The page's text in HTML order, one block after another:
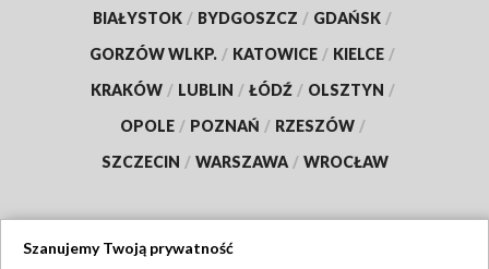
BIAŁYSTOK / BYDGOSZCZ / GDAŃSK /
GORZÓW WLKP. / KATOWICE / KIELCE /
KRAKÓW / LUBLIN / ŁÓDŹ / OLSZTYN /
OPOLE / POZNAŃ / RZESZÓW /
SZCZECIN / WARSZAWA / WROCŁAW
Szanujemy Twoją prywatność